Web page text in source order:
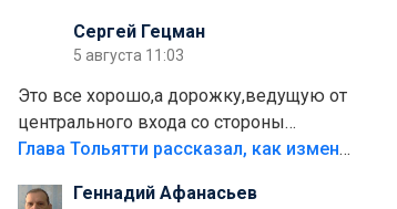
Сергей Гецман
5 августа 11:03
Это все хорошо,а дорожку,ведущую от
центрального входа со стороны
кафе"Мираж" к аттракционам слабо
плитки не хватило,т.к.осенью и зимой
Глава Тольятти рассказал, как изменится парк Центрального района
Геннадий Афанасьев